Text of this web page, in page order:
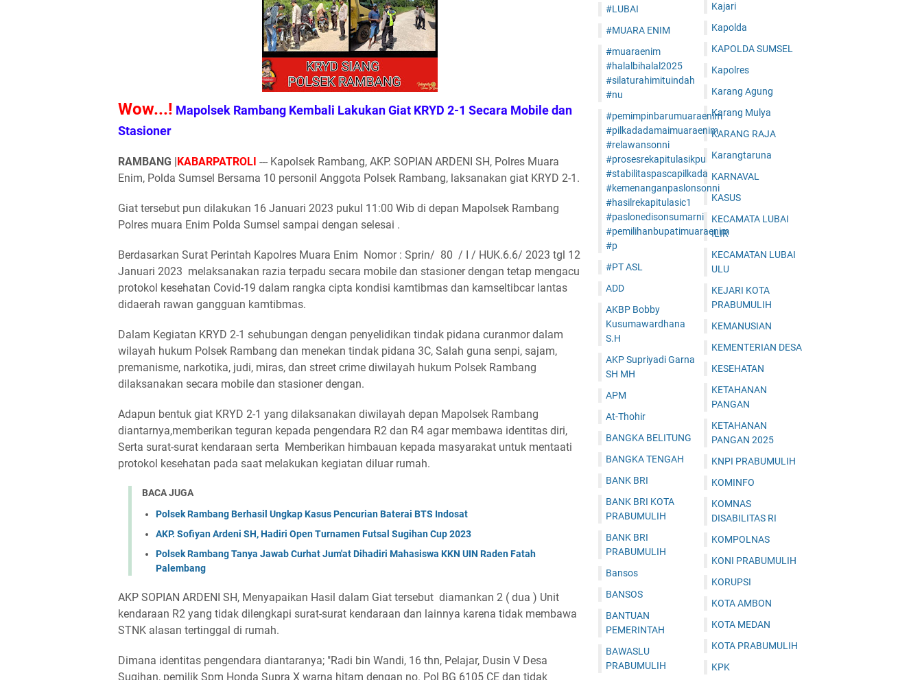
Wow...! Mapolsek Rambang Kembali Lakukan Giat KRYD 2-1 Secara Mobile dan
Stasioner
RAMBANG |KABARPATROLI --- Kapolsek Rambang, AKP. SOPIAN ARDENI SH, Polres Muara
Enim, Polda Sumsel Bersama 10 personil Anggota Polsek Rambang, laksanakan giat KRYD 2-1.
Giat tersebut pun dilakukan 16 Januari 2023 pukul 11:00 Wib di depan Mapolsek Rambang
Polres muara Enim Polda Sumsel sampai dengan selesai .
Berdasarkan Surat Perintah Kapolres Muara Enim Nomor : Sprin/ 80 / I / HUK.6.6/ 2023 tgl 12
Januari 2023 melaksanakan razia terpadu secara mobile dan stasioner dengan tetap mengacu
protokol kesehatan Covid-19 dalam rangka cipta kondisi kamtibmas dan kamseltibcar lantas
didaerah rawan gangguan kamtibmas.
Dalam Kegiatan KRYD 2-1 sehubungan dengan penyelidikan tindak pidana curanmor dalam
wilayah hukum Polsek Rambang dan menekan tindak pidana 3C, Salah guna senpi, sajam,
premanisme, narkotika, judi, miras, dan street crime diwilayah hukum Polsek Rambang
dilaksanakan secara mobile dan stasioner dengan.
Adapun bentuk giat KRYD 2-1 yang dilaksanakan diwilayah depan Mapolsek Rambang
diantarnya,memberikan teguran kepada pengendara R2 dan R4 agar membawa identitas diri,
Serta surat-surat kendaraan serta Memberikan himbauan kepada masyarakat untuk mentaati
protokol kesehatan pada saat melakukan kegiatan diluar rumah.
BACA JUGA
Polsek Rambang Berhasil Ungkap Kasus Pencurian Baterai BTS Indosat
AKP. Sofiyan Ardeni SH, Hadiri Open Turnamen Futsal Sugihan Cup 2023
Polsek Rambang Tanya Jawab Curhat Jum'at Dihadiri Mahasiswa KKN UIN Raden Fatah
Palembang
AKP SOPIAN ARDENI SH, Menyapaikan Hasil dalam Giat tersebut diamankan 2 ( dua ) Unit
kendaraan R2 yang tidak dilengkapi surat-surat kendaraan dan lainnya karena tidak membawa
STNK alasan tertinggal di rumah.
Dimana identitas pengendara diantaranya; "Radi bin Wandi, 16 thn, Pelajar, Dusin V Desa
Sugihan, pemilik Spm Honda Supra X warna hitam dengan no. Pol BG 6105 CE dan tidak
#LUBAI
#MUARA ENIM
#muaraenim
#halalbihalal2025
#silaturahimituindah
#nu
#pemimpinbarumuaraenim
#pilkadadamaimuaraenim
#relawansonni
#prosesrekapitulasikpu
#stabilitaspascapilkada
#kemenanganpaslonsonni
#hasilrekapitulasic1
#paslonedisonsumarni
#pemilihanbupatimuaraenim
#p
#PT ASL
ADD
AKBP Bobby
Kusumawardhana
S.H
AKP Supriyadi Garna
SH MH
APM
At-Thohir
BANGKA BELITUNG
BANGKA TENGAH
BANK BRI
BANK BRI KOTA
PRABUMULIH
BANK BRI
PRABUMULIH
Bansos
BANSOS
BANTUAN
PEMERINTAH
BAWASLU
PRABUMULIH
Kajari
Kapolda
KAPOLDA SUMSEL
Kapolres
Karang Agung
Karang Mulya
KARANG RAJA
Karangtaruna
KARNAVAL
KASUS
KECAMATA LUBAI
ILIR
KECAMATAN LUBAI
ULU
KEJARI KOTA
PRABUMULIH
KEMANUSIAN
KEMENTERIAN DESA
KESEHATAN
KETAHANAN
PANGAN
KETAHANAN
PANGAN 2025
KNPI PRABUMULIH
KOMINFO
KOMNAS
DISABILITAS RI
KOMPOLNAS
KONI PRABUMULIH
KORUPSI
KOTA AMBON
KOTA MEDAN
KOTA PRABUMULIH
KPK